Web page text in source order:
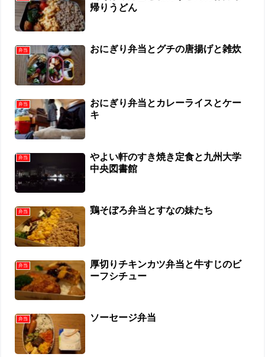
帰りうどん
弁当 おにぎり弁当とグチの唐揚げと雑炊
弁当
おにぎり弁当とカレーライスとケー
キ
弁当
やよい軒のすき焼き定食と九州大学
中央図書館
弁当 鶏そぼろ弁当とすなの妹たち
弁当
厚切りチキンカツ弁当と牛すじのビ
ーフシチュー
弁当 ソーセージ弁当